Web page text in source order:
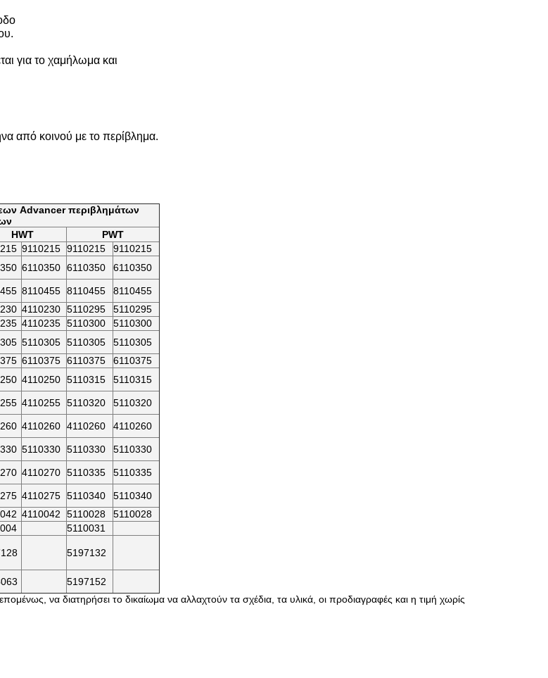
για το χαμήλωμα και
από κοινού με το περίβλημα.
Advancer περιβλημάτων
HWT
PWT
9110215 9110215
9110215
6110350 6110350 6110350
8110455 8110455
8110455
4110230 5110295
5110295
4110235 5110300
5110300
5110305 5110305
5110305
6110375 6110375
6110375
4110250 5110315 5110315
4110255 5110320 5110320
4110260 4110260 4110260
5110330 5110330 5110330
4110270 5110335 5110335
4110275 5110340
5110340
4110042 5110028
5110028
5110031
5197132
5197152
να διατηρήσει το δικαίωμα να αλλαχτούν τα σχέδια, τα υλικά, οι προδιαγραφές και η τιμή χωρίς